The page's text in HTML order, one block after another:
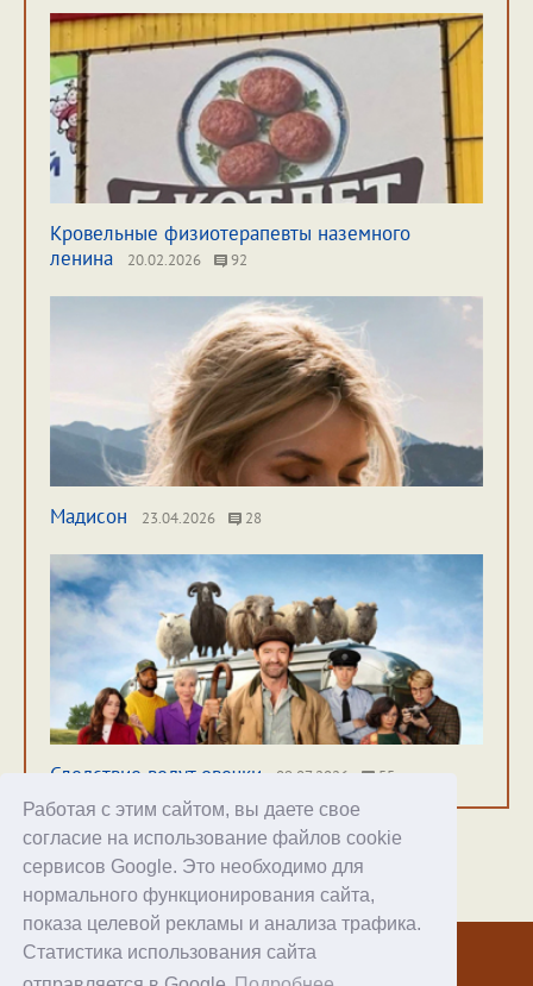
Работая с этим сайтом, вы даете свое
согласие на использование файлов cookie
сервисов Google. Это необходимо для
нормального функционирования сайта,
показа целевой рекламы и анализа трафика.
Статистика использования сайта
Кровельные физиотерапевты наземного
ленина
20.02.2026 92
Мадисон 23.04.2026 28
Следствие ведут овечки 09.07.2026 55
Хостинг
© 1998–2026 Alex Exler